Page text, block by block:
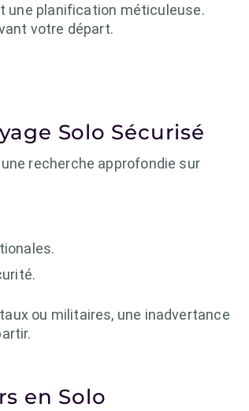
une planification méticuleuse.
votre départ.
Solo Sécurisé
recherche approfondie sur
ou militaires, une inadvertance
en Solo